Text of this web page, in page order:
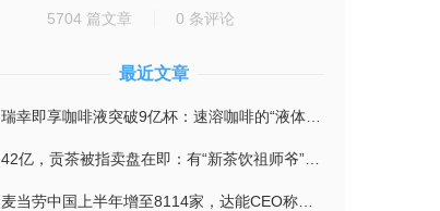
5704 篇文章 0 条评论
最近文章
瑞幸即享咖啡液突破9亿杯：速溶咖啡的“液体时代”是如何炼成的？
42亿，贡茶被指卖盘在即：有“新茶饮祖师爷”之称，贝恩资本拟接手
麦当劳中国上半年增至8114家，达能CEO称现阶段更具进攻性，“小酒馆”海伦司盈警，现代牧业完成收购中国圣牧股权，茶颜悦色合肥首店开业